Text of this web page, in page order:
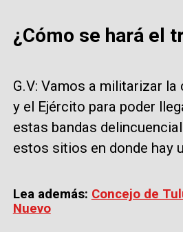
¿Cómo se hará el
G.V: Vamos a militarizar
y el Ejército para poder
estas bandas
estos sitios en donde hay
Lea además: Concejo de
Nuevo